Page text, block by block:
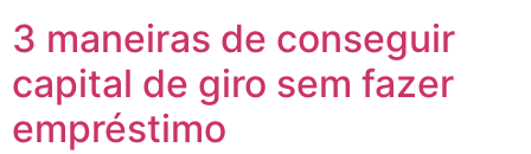
3 maneiras de conseguir
capital de giro sem fazer
empréstimo